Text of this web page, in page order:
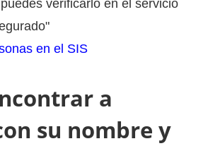
verificarlo en el servicio
en el SIS
a
su nombre y